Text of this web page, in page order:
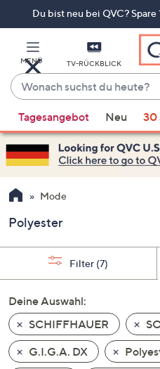
Du bist neu bei QVC?
MENÜ TV-RÜCKBLICK
Wonach
suchst
du
heute?
Vorschläge
verfügbar
sind,
verwenden
Sie
Pfeiltasten
nach
und
nach
unten
oder
wischen
Sie
Tagesangebot Neu 30
Mode
Polyester
Filter (7)
Deine Auswahl:
SCHIFFHAUER
G.I.G.A. DX